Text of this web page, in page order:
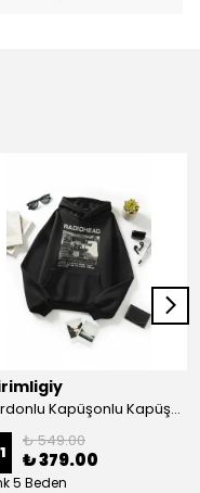
- Şardonlu Kapüşonlu Kapüşonlu Kanguru Cep Oversize Lastik Paça Sweatshirt Takimi
₺ 549.00
₺ 379.00
5 Beden